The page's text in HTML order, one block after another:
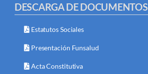
DESCARGA DE DOCUMENTOS
Estatutos Sociales
Presentación Funsalud
Acta Constitutiva